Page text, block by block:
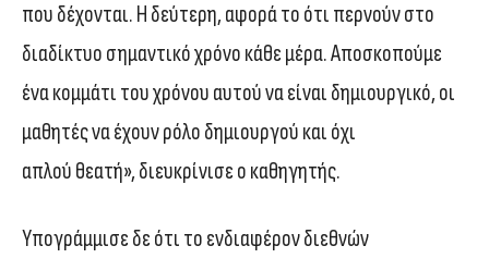
που δέχονται. Η δεύτερη, αφορά το ότι περνούν στο
διαδίκτυο σημαντικό χρόνο κάθε μέρα. Αποσκοπούμε
ένα κομμάτι του χρόνου αυτού να είναι δημιουργικό, οι
μαθητές να έχουν ρόλο δημιουργού και όχι
απλού θεατή», διευκρίνισε ο καθηγητής.
Υπογράμμισε δε ότι το ενδιαφέρον διεθνών